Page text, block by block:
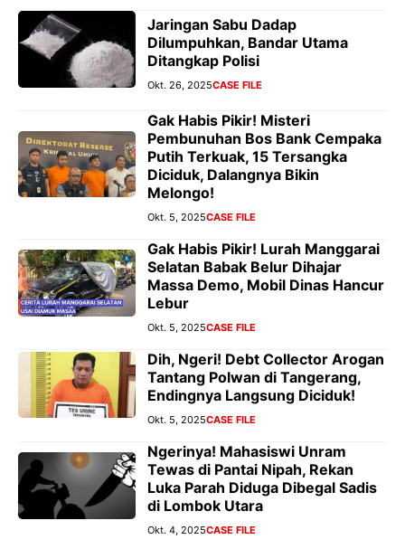
Jaringan Sabu Dadap
Dilumpuhkan, Bandar Utama
Ditangkap Polisi
Okt. 26, 2025CASE FILE
Gak Habis Pikir! Misteri
Pembunuhan Bos Bank Cempaka
Putih Terkuak, 15 Tersangka
Diciduk, Dalangnya Bikin
Melongo!
Okt. 5, 2025CASE FILE
Gak Habis Pikir! Lurah Manggarai
Selatan Babak Belur Dihajar
Massa Demo, Mobil Dinas Hancur
Lebur
Okt. 5, 2025CASE FILE
Dih, Ngeri! Debt Collector Arogan
Tantang Polwan di Tangerang,
Endingnya Langsung Diciduk!
Okt. 5, 2025CASE FILE
Ngerinya! Mahasiswi Unram
Tewas di Pantai Nipah, Rekan
Luka Parah Diduga Dibegal Sadis
di Lombok Utara
Okt. 4, 2025CASE FILE